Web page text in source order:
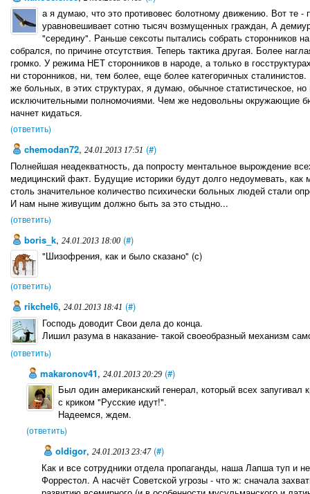
а я думаю, что это противовес болотному движению. Вот те -
уравновешивает сотню тысяч возмущенных граждан, А
"середину". Раньше сексоты пытались собрать сторонников
собрался, по причине отсутствия. Теперь тактика другая. Более
громко. У режима НЕТ сторонников в народе, а только в
ни сторонников, ни, тем более, еще более категоричных
же больных, в этих структурах, я думаю, обычное статистическое,
исключительными полномочиями. Чем же недовольны окружающие
начнет кидаться.
(ответить)
chemodan72, 24.01.2013 17:51 (#)
Полнейшая неадекватность, да попросту ментальное вырождение
медицинский факт. Будущие историки будут долго недоумевать, как
столь значительное количество психически больных людей стали
И нам ныне живущим должно быть за это стыдно...
(ответить)
boris_k, 24.01.2013 18:00 (#)
"Шизофрения, как и было сказано" (с)
(ответить)
rikchel6, 24.01.2013 18:41 (#)
Господь доводит Свои дела до конца.
Лишил разума в наказание- такой своеобразный механизм
(ответить)
makaronov41, 24.01.2013 20:29 (#)
Был один американский генерал, который всех запугивал
с криком "Русские идут!".
Надеемся, ждем.
(ответить)
oldigor,24.01.2013 23:47 (#)
Как и все сотрудники отдела пропаганды, наша Лапша туп и
Форрестол. А насчёт Советской угрозы - что ж: сначала